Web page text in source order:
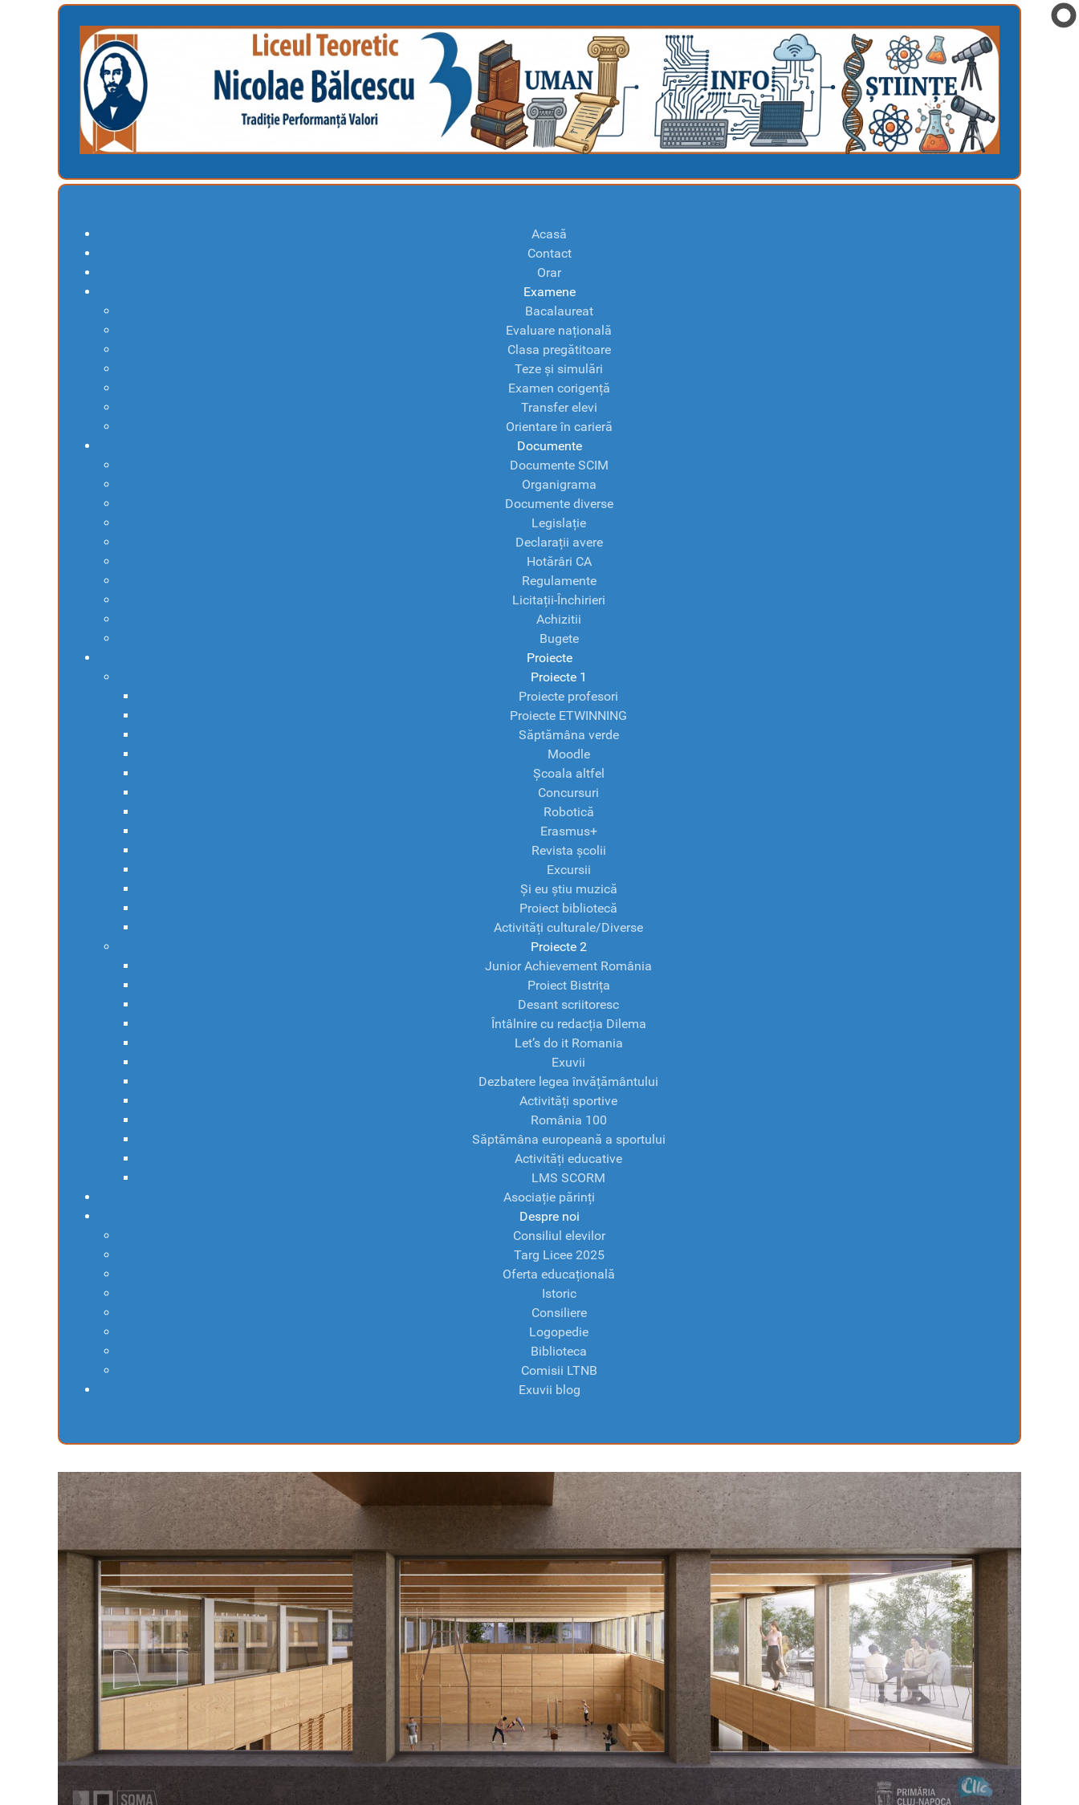
Acasă
Contact
Orar
Examene
Bacalaureat
Evaluare națională
Clasa pregătitoare
Teze și simulări
Examen corigență
Transfer elevi
Orientare în carieră
Documente
Documente SCIM
Organigrama
Documente diverse
Legislație
Declarații avere
Hotărâri CA
Regulamente
Licitații-Închirieri
Achizitii
Bugete
Proiecte
Proiecte 1
Proiecte profesori
Proiecte ETWINNING
Săptămâna verde
Moodle
Școala altfel
Concursuri
Robotică
Erasmus+
Revista școlii
Excursii
Și eu știu muzică
Proiect bibliotecă
Activități culturale/Diverse
Proiecte 2
Junior Achievement România
Proiect Bistrița
Desant scriitoresc
Întâlnire cu redacția Dilema
Let’s do it Romania
Exuvii
Dezbatere legea învățământului
Activități sportive
România 100
Săptămâna europeană a sportului
Activități educative
LMS SCORM
Asociație părinți
Despre noi
Consiliul elevilor
Targ Licee 2025
Oferta educațională
Istoric
Consiliere
Logopedie
Biblioteca
Comisii LTNB
Exuvii blog